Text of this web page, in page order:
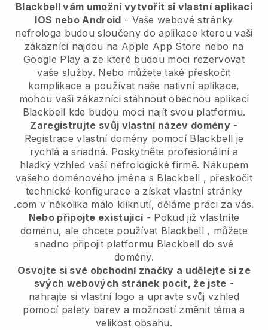
Blackbell vám umožní vytvořit si vlastní aplikaci
IOS nebo Android - Vaše webové stránky
nefrologa budou sloučeny do aplikace kterou vaši
zákazníci najdou na Apple App Store nebo na
Google Play a ze které budou moci rezervovat
vaše služby. Nebo můžete také přeskočit
komplikace a používat naše nativní aplikace,
mohou vaši zákazníci stáhnout obecnou aplikaci
Blackbell kde budou moci najít svou platformu.
Zaregistrujte svůj vlastní název domény-
Registrace vlastní domény pomocí Blackbell je
rychlá a snadná. Poskytněte profesionální a
hladký vzhled vaší nefrologické firmě. Nákupem
vašeho doménového jména s Blackbell , přeskočit
technické konfigurace a získat vlastní stránky
.com v několika málo kliknutí, děláme práci za vás.
Nebo připojte existující- Pokud již vlastníte
doménu, ale chcete používat Blackbell , můžete
snadno připojit platformu Blackbell do své
domény.
Osvojte si své obchodní značky a udělejte si ze
svých webových stránek pocit, že jste -
nahrajte si vlastní logo a upravte svůj vzhled
pomocí palety barev a možností změnit téma a
velikost obsahu.